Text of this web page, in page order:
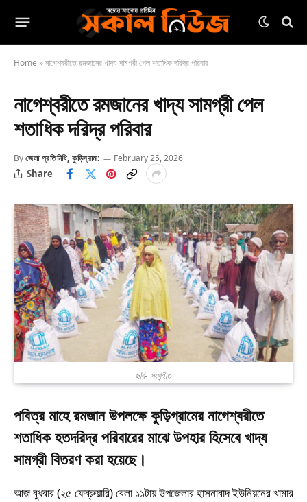
Home »নাগেশ্বরীতে রমজানের খাদ্য সামগ্রী পেল শতাধিক দরিদ্র পরিবার
নাগেশ্বরীতে রমজানের খাদ্য সামগ্রী পেল
শতাধিক দরিদ্র পরিবার
Byজেলা প্রতিনিধি, কুড়িগ্রাম: February 25, 2026
Share
ছবি- সংগৃহীত
পবিত্র মাহে রমজান উপলক্ষে কুড়িগ্রামের নাগেশ্বরীতে
শতাধিক হতদরিদ্র পরিবারের মাঝে উপহার হিসেবে খাদ্য
সামগ্রী বিতরণ করা হয়েছে।
আজ বুধবার (২৫ ফেব্রুয়ারি) বেলা ১১টায় উপজেলার হাসনাবাদ ইউনিয়নের খামার